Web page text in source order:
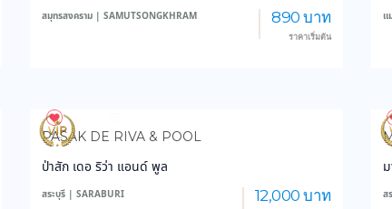
สมุทรสงคราม | SAMUTSONGKHRAM 890 บาท
ราคาเริ่มต้น
แ
3,837
PASAK DE RIVA & POOL
ป่าสัก เดอ ริว่า แอนด์ พูล
สระบุรี | SARABURI 12,000 บาท ส